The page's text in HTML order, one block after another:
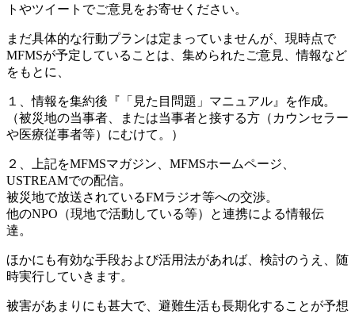
トやツイートでご意見をお寄せください。
まだ具体的な行動プランは定まっていませんが、現時点で
MFMSが予定していることは、集められたご意見、情報など
をもとに、
１、情報を集約後『「見た目問題」マニュアル』を作成。
（被災地の当事者、または当事者と接する方（カウンセラー
や医療従事者等）にむけて。）
２、上記をMFMSマガジン、MFMSホームページ、
USTREAMでの配信。
被災地で放送されているFMラジオ等への交渉。
他のNPO（現地で活動している等）と連携による情報伝
達。
ほかにも有効な手段および活用法があれば、検討のうえ、随
時実行していきます。
被害があまりにも甚大で、避難生活も長期化することが予想